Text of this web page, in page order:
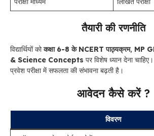
तैयारी की रणनीति
विद्यार्थियों कोकक्षा 6-8 के NCERT पाठ्यक्रम, MP
& Science Concepts पर विशेष ध्यान देना
प्रवेश परीक्षा में सफलता की संभावना बढ़ती है।
आवेदन कैसे करें ?
विवरण